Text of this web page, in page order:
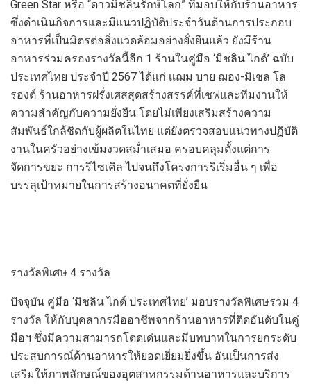
Green Star หรือ “ดาวมิชลินรักษ์โลก” ทีมอบให้กับร้านอาหาร
ซึ่งดำเนินกิจการและมีแนวปฏิบัติประจำวันด้านการประกอบ
อาหารที่เป็นมิตรต่อสิ่งแวดล้อมอย่างยั่งยืนแล้ว ยังมีร้าน
อาหารร่วมครองรางวัลนี้อีก 1 ร้านในคู่มือ ‘มิชลิน ไกด์’ ฉบับ
ประเทศไทย ประจำปี 2567ได้แก่ เเฌม บาย ฌอง-มิเชล โล
รองต์ ร้านอาหารฝรั่งเศสสุดสร้างสรรค์ที่เชฟและทีมงานให้
ความสำคัญกับความยั่งยืน โดยไม่เพียงเสริมสร้างความ
สัมพันธ์ใกล้ชิดกับผู้ผลิตในไทย แต่ยังตรวจสอบแนวทางปฏิบัติ
งานในครัวอย่างเข้มงวดสม่ำเสมอ ครอบคลุมตั้งแต่การ
จัดการขยะ การรีไซเคิล ไปจนถึงโครงการริเริ่มอื่น ๆ เพื่อ
บรรลุเป้าหมายในการสร้างอนาคตที่ยั่งยืน
รางวัลพิเศษ 4 รางวัล
ปัจจุบัน คู่มือ ‘มิชลิน ไกด์ ประเทศไทย’ มอบรางวัลพิเศษรวม 4
รางวัล ให้กับบุคลากรมืออาชีพจากร้านอาหารที่ติดอันดับในคู่
มือฯ ซึ่งมีความสามารถโดดเด่นและมีบทบาทในการยกระดับ
ประสบการณ์ด้านอาหารให้ยอดเยี่ยมยิ่งขึ้น อันเป็นการส่ง
เสริมให้ภาพลักษณ์ของอุตสาหกรรมด้านอาหารและบริการ